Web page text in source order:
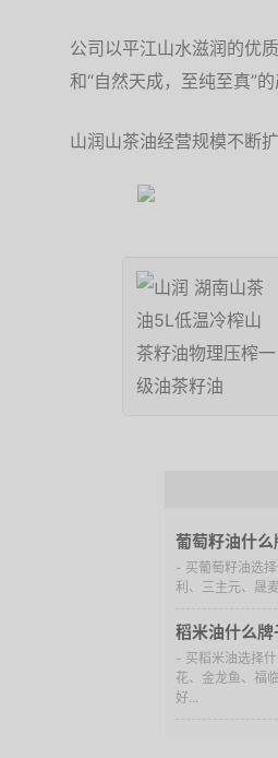
公司以平江山水滋润的优
和“自然天成，至纯至真”的
山润山茶油经营规模不断
葡萄籽油什
- 买葡萄籽油选
利、三主元、晟
稻米油什么
- 买稻米油选择
花、金龙鱼、福
好...